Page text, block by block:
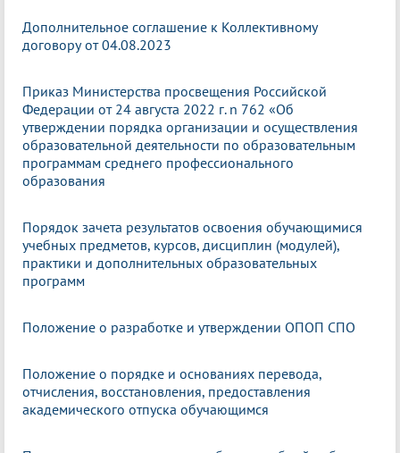
Дополнительное соглашение к Коллективному
договору от 04.08.2023
Приказ Министерства просвещения Российской
Федерации от 24 августа 2022 г. n 762 «Об
утверждении порядка организации и осуществления
образовательной деятельности по образовательным
программам среднего профессионального
образования
Порядок зачета результатов освоения обучающимися
учебных предметов, курсов, дисциплин (модулей),
практики и дополнительных образовательных
программ
Положение о разработке и утверждении ОПОП СПО
Положение о порядке и основаниях перевода,
отчисления, восстановления, предоставления
академического отпуска обучающимся